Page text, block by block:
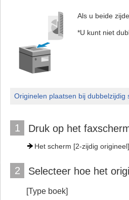
Als u beide
*U kunt niet
Originelen plaatsen bij dubbelzijdig
1 Druk op het
Het scherm [2-zijdig
2 Selecteer hoe het
[Type boek]